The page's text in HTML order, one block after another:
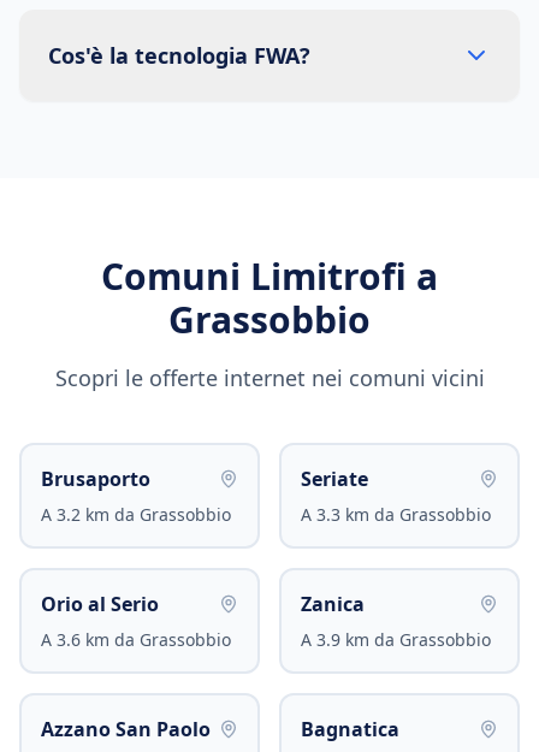
Cos'è la tecnologia FWA?
Comuni Limitrofi a
Grassobbio
Scopri le offerte internet nei comuni vicini
Brusaporto
A 3.2 km da Grassobbio
Seriate
A 3.3 km da Grassobbio
Orio al Serio
A 3.6 km da Grassobbio
Zanica
A 3.9 km da Grassobbio
Azzano San Paolo Bagnatica